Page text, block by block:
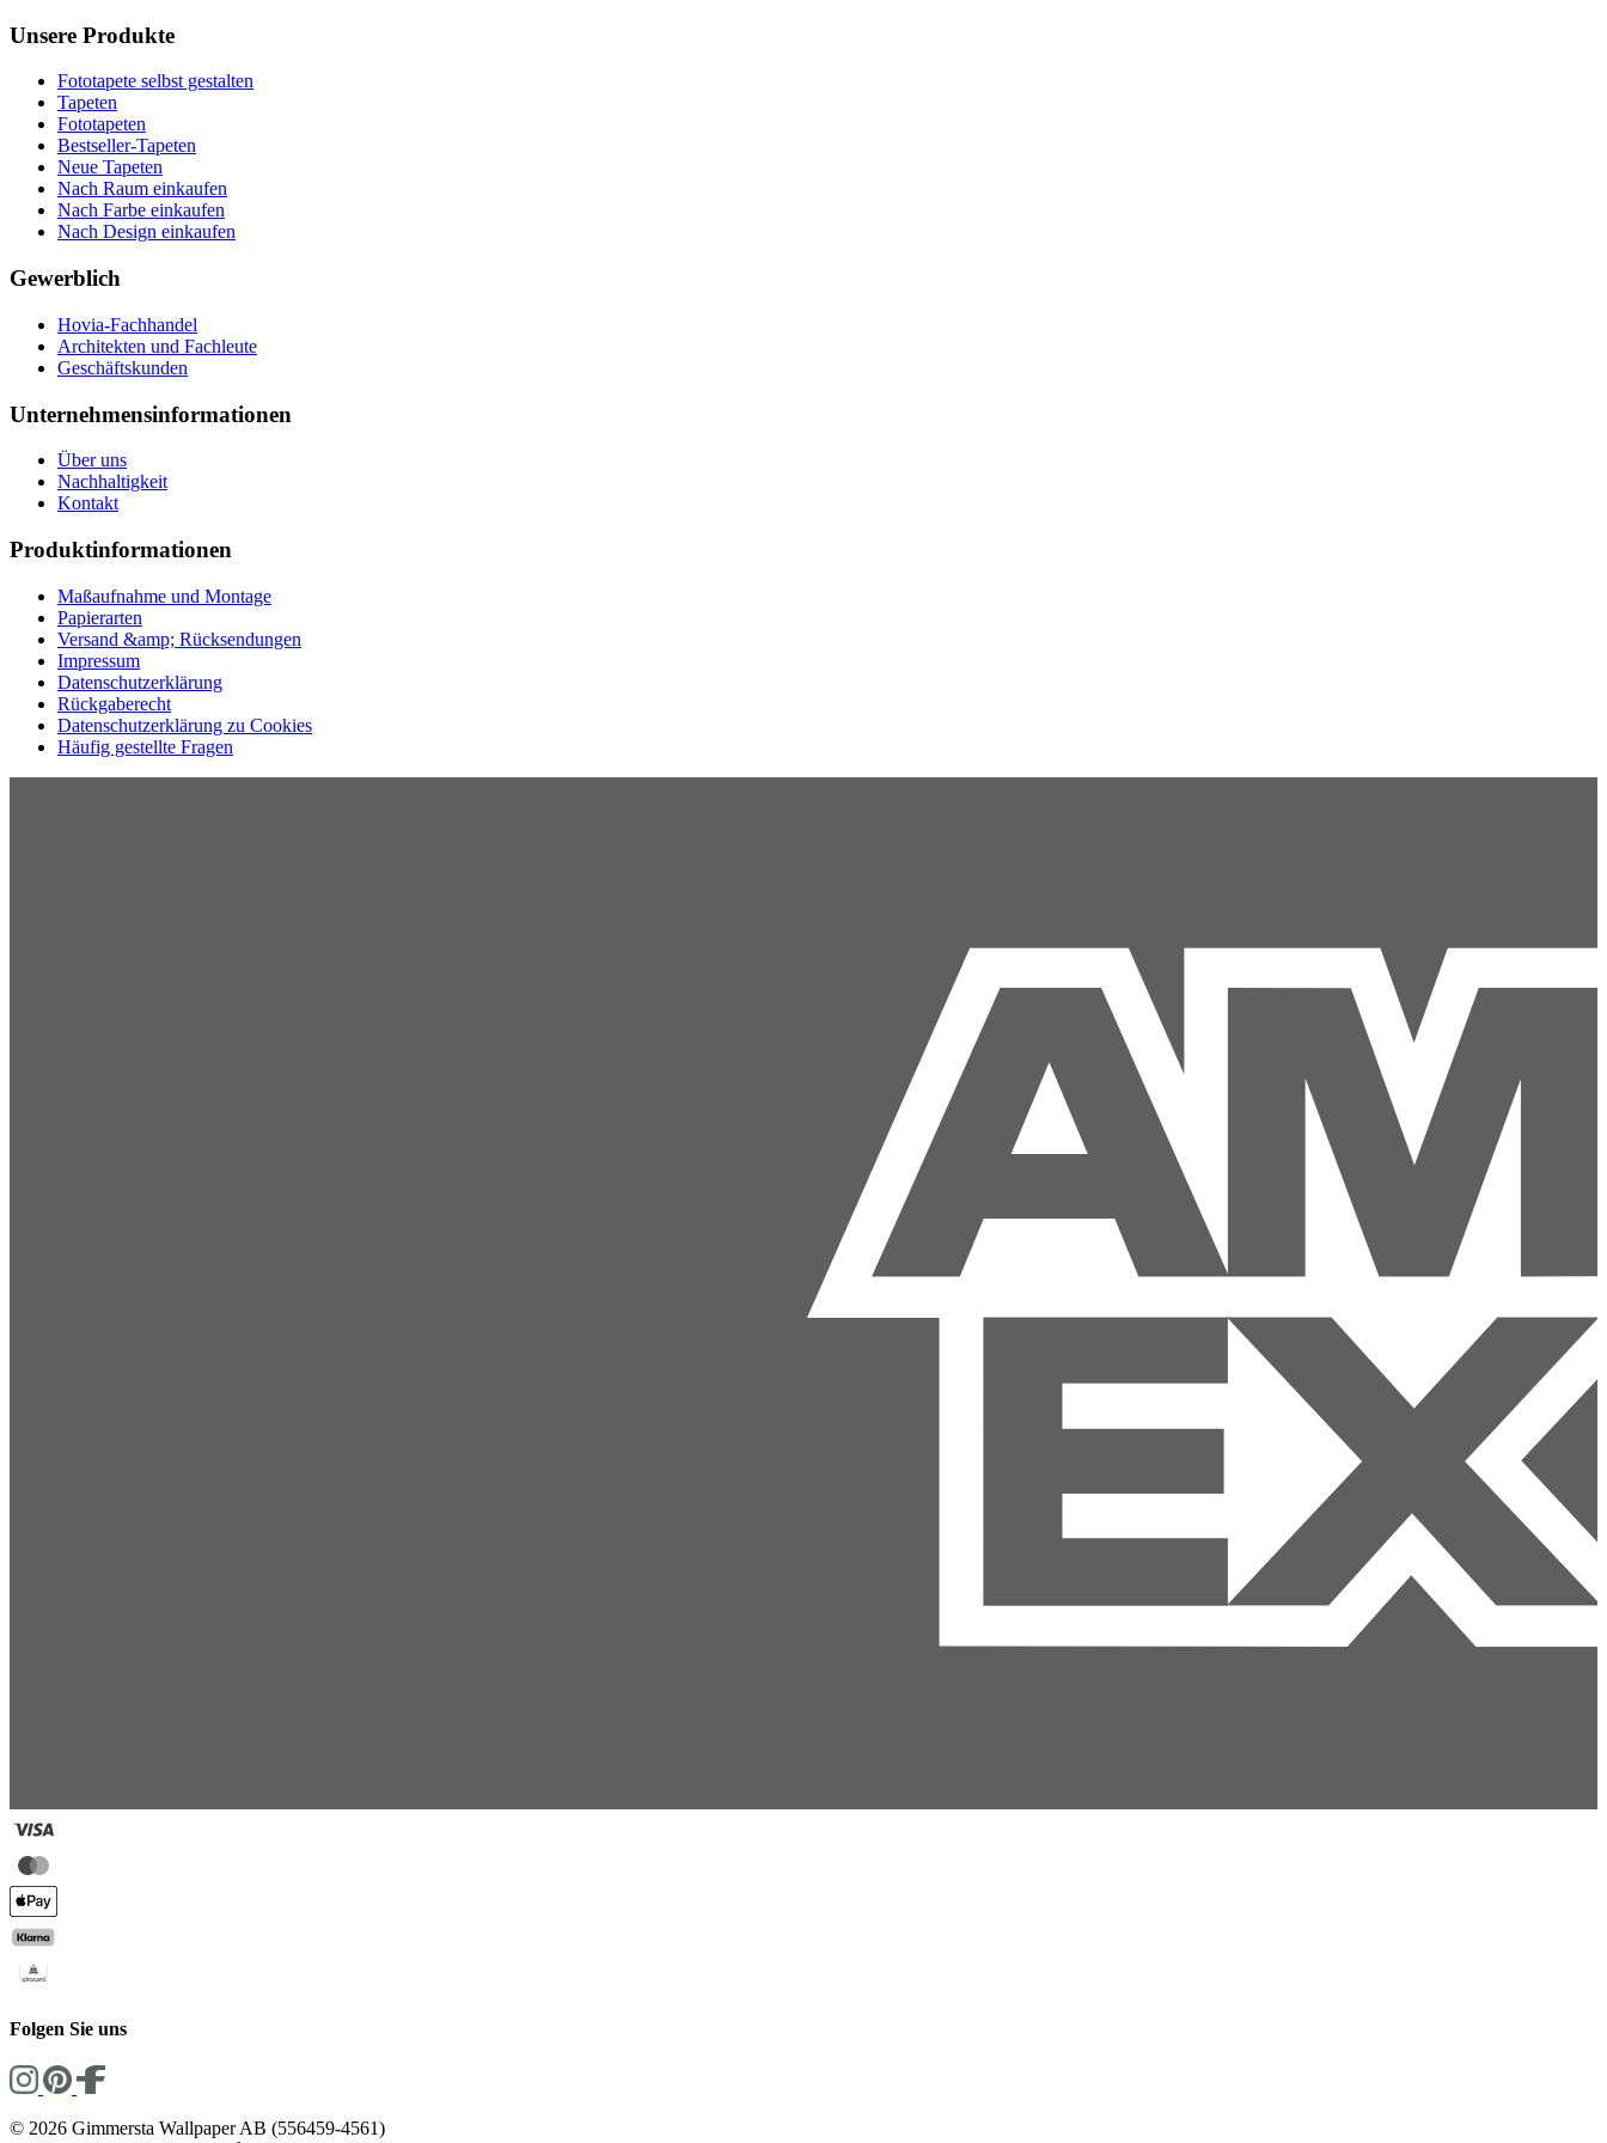
Unsere Produkte
Fototapete selbst gestalten
Tapeten
Fototapeten
Bestseller-Tapeten
Neue Tapeten
Nach Raum einkaufen
Nach Farbe einkaufen
Nach Design einkaufen
Gewerblich
Hovia-Fachhandel
Architekten und Fachleute
Geschäftskunden
Unternehmensinformationen
Über uns
Nachhaltigkeit
Kontakt
Produktinformationen
Maßaufnahme und Montage
Papierarten
Versand &amp; Rücksendungen
Impressum
Datenschutzerklärung
Rückgaberecht
Datenschutzerklärung zu Cookies
Häufig gestellte Fragen
Folgen Sie uns
© 2026 Gimmersta Wallpaper AB (556459-4561)